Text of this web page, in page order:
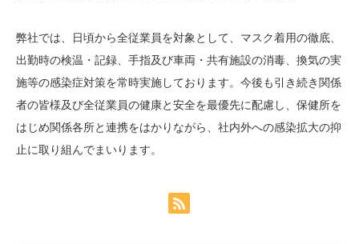
弊社では、日頃から全従業員を対象として、マスク着用の徹底、
出勤時の検温・記録、手指及び車両・共有施設の消毒、換気の実
施等の感染症対策を常時実施しております。今後も引き続き関係
者の皆様及び全従業員の健康と安全を最優先に配慮し、保健所を
はじめ関係各所と連携をはかりながら、社内外への感染拡大の抑
止に取り組んでまいります。